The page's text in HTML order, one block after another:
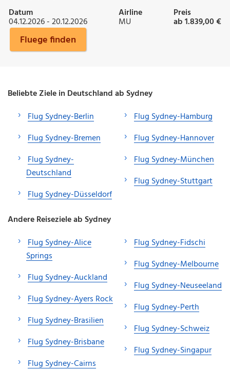
Datum
04.12.2026 - 20.12.2026
Airline
MU
Preis
ab 1.839,00 €
Fluege finden
Beliebte Ziele in Deutschland ab Sydney
Flug Sydney-Berlin
Flug Sydney-Bremen
Flug Sydney-
Deutschland
Flug Sydney-Düsseldorf
Flug Sydney-Hamburg
Flug Sydney-Hannover
Flug Sydney-München
Flug Sydney-Stuttgart
Andere Reiseziele ab Sydney
Flug Sydney-Alice
Springs
Flug Sydney-Auckland
Flug Sydney-Ayers Rock
Flug Sydney-Brasilien
Flug Sydney-Brisbane
Flug Sydney-Cairns
Flug Sydney-Fidschi
Flug Sydney-Melbourne
Flug Sydney-Neuseeland
Flug Sydney-Perth
Flug Sydney-Schweiz
Flug Sydney-Singapur